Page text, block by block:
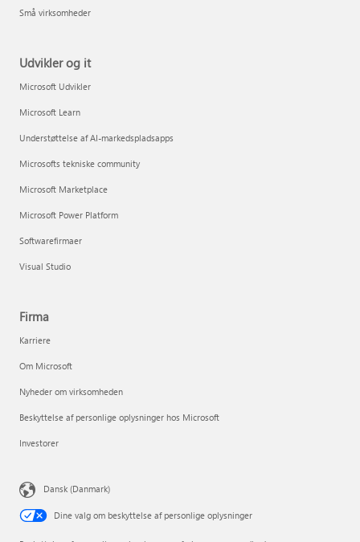
Små virksomheder
Udvikler og it
Microsoft Udvikler
Microsoft Learn
Understøttelse af AI-markedspladsapps
Microsofts tekniske community
Microsoft Marketplace
Microsoft Power Platform
Softwarefirmaer
Visual Studio
Firma
Karriere
Om Microsoft
Nyheder om virksomheden
Beskyttelse af personlige oplysninger hos Microsoft
Investorer
Dansk (Danmark)
Dine valg om beskyttelse af personlige oplysninger